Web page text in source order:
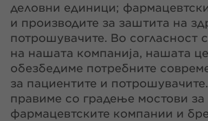
деловни единици;
и производите за заштита на
потрошувачите. Во согласност
на нашата компанија, нашата
обезбедиме потребните
за пациентите и
правиме со градење мостови за
фармацевтските компании и